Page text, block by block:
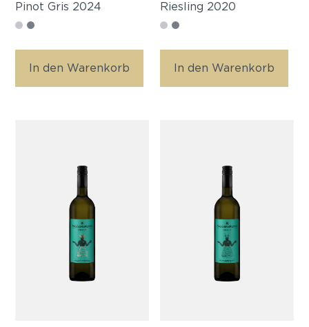
Pinot Gris 2024
In den Warenkorb
Riesling 2020
In den Warenkorb